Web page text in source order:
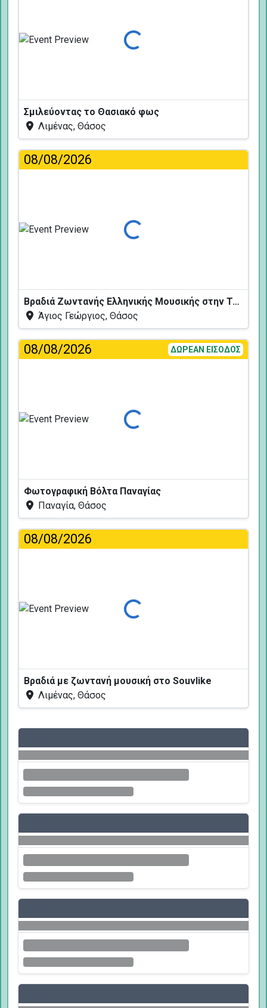
Φόρτωση...
Σμιλεύοντας το Θασιακό φως
Λιμένας, Θάσος
08/08/2026
Φόρτωση...
Βραδιά Ζωντανής Ελληνικής Μουσικής στην Ταβέρνα Κελάρι
Άγιος Γεώργιος, Θάσος
08/08/2026 ΔΩΡΕΑΝ ΕΙΣΟΔΟΣ
Φόρτωση...
Φωτογραφική Βόλτα Παναγίας
Παναγία, Θάσος
08/08/2026
Φόρτωση...
Βραδιά με ζωντανή μουσική στο Souvlike
Λιμένας, Θάσος